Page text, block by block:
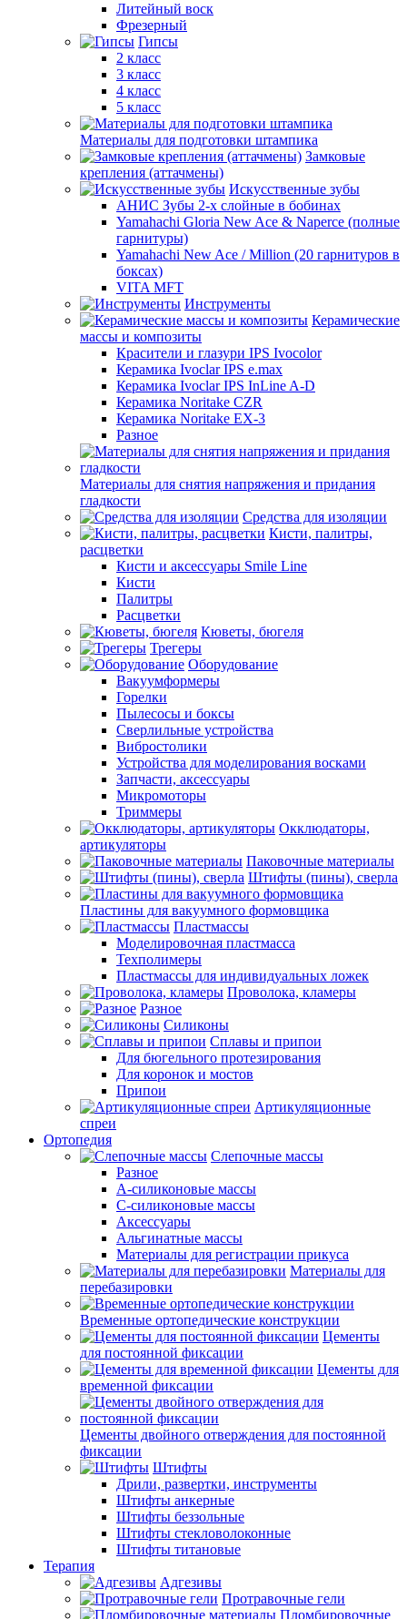
Литейный воск
Фрезерный
Гипсы
2 класс
3 класс
4 класс
5 класс
Материалы для подготовки штампика
Замковые
крепления (аттачмены)
Искусственные зубы
АНИС Зубы 2-х слойные в бобинах
Yamahachi Gloria New Ace & Naperce (полные
гарнитуры)
Yamahachi New Ace / Million (20 гарнитуров в
боксах)
VITA MFT
Инструменты
Керамические
массы и композиты
Красители и глазури IPS Ivocolor
Керамика Ivoclar IPS e.max
Керамика Ivoclar IPS InLine A-D
Керамика Noritake CZR
Керамика Noritake EX-3
Разное
Материалы для снятия напряжения и придания
гладкости
Средства для изоляции
Кисти, палитры,
расцветки
Кисти и аксессуары Smile Line
Кисти
Палитры
Расцветки
Кюветы, бюгеля
Трегеры
Оборудование
Вакуумформеры
Горелки
Пылесосы и боксы
Сверлильные устройства
Вибростолики
Устройства для моделирования восками
Запчасти, аксессуары
Микромоторы
Триммеры
Окклюдаторы,
артикуляторы
Паковочные материалы
Штифты (пины), сверла
Пластины для вакуумного формовщика
Пластмассы
Моделировочная пластмасса
Техполимеры
Пластмассы для индивидуальных ложек
Проволока, кламеры
Разное
Силиконы
Сплавы и припои
Для бюгельного протезирования
Для коронок и мостов
Припои
Артикуляционные
спреи
Ортопедия
Слепочные массы
Разное
А-силиконовые массы
С-силиконовые массы
Аксессуары
Альгинатные массы
Материалы для регистрации прикуса
Материалы для
перебазировки
Временные ортопедические конструкции
Цементы
для постоянной фиксации
Цементы для
временной фиксации
Цементы двойного отверждения для постоянной
фиксации
Штифты
Дрили, развертки, инструменты
Штифты анкерные
Штифты беззольные
Штифты стекловолоконные
Штифты титановые
Терапия
Адгезивы
Протравочные гели
Пломбировочные